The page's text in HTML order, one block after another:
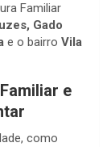
Familiar
Gado
e o bairro Vila
e
como